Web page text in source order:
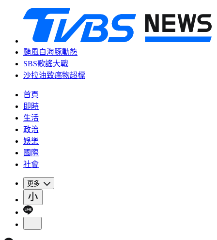
颱風白海豚動態
SBS歌謠大戰
沙拉油致癌物超標
首頁
即時
生活
政治
娛樂
國際
社會
更多